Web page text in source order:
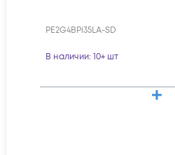
PE2G4BPi35LA-SD
В наличии: 10+ шт